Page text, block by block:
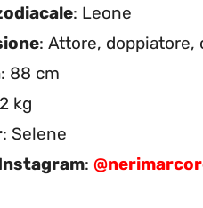
: Leone
: Attore,
: 88 cm
kg
: Selene
: